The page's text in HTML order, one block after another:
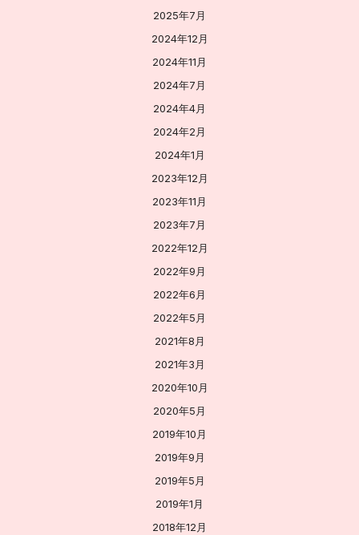
2025年7月
2024年12月
2024年11月
2024年7月
2024年4月
2024年2月
2024年1月
2023年12月
2023年11月
2023年7月
2022年12月
2022年9月
2022年6月
2022年5月
2021年8月
2021年3月
2020年10月
2020年5月
2019年10月
2019年9月
2019年5月
2019年1月
2018年12月